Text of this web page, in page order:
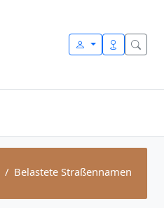
Belastete Straßennamen